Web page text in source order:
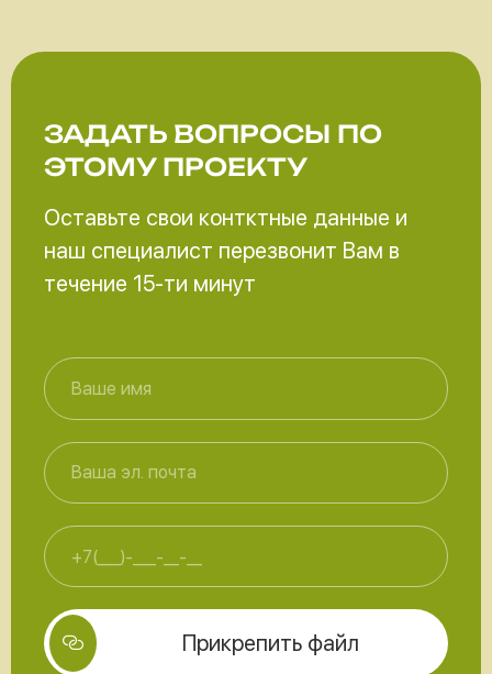
ЗАДАТЬ ВОПРОСЫ ПО
ЭТОМУ ПРОЕКТУ
Оставьте свои контктные данные и
наш специалист перезвонит Вам в
течение 15-ти минут
Прикрепить файл